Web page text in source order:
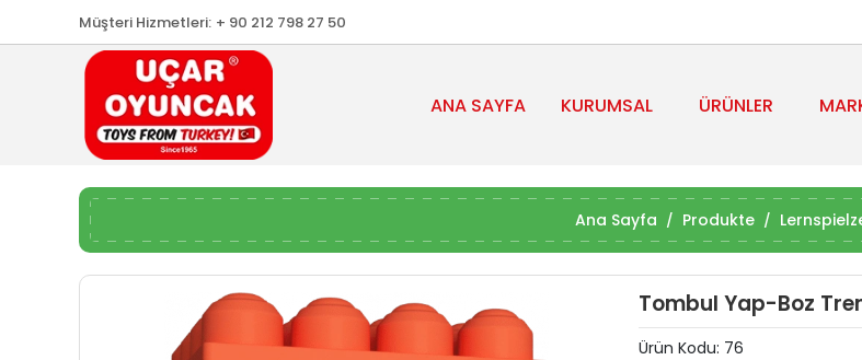
Müşteri Hizmetleri: + 90 212 798 27 50
ANA SAYFA KURUMSAL ÜRÜNLER
Ana Sayfa Produkte
Tombul Yap-Boz
Ürün Kodu: 76